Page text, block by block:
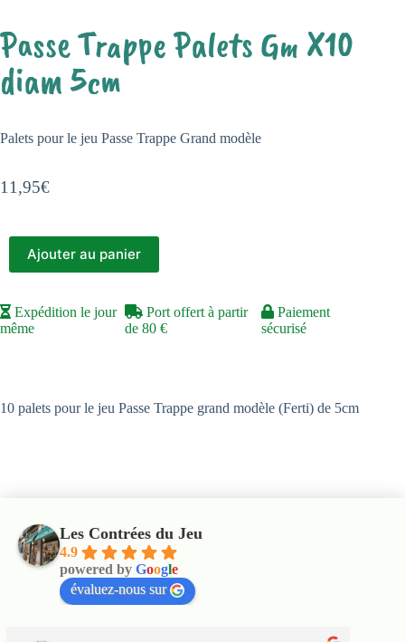
Passe Trappe Palets Gm X10
diam 5cm
11,95€
Palets pour le jeu Passe Trappe Grand modèle
Ajouter au panier
Expédition le jour
même
Port offert à partir
de 80 €
Paiement
sécurisé
10 palets pour le jeu Passe Trappe grand modèle (Ferti) de 5cm
Les Contrées du Jeu
4.9
powered by Google
évaluez-nous sur